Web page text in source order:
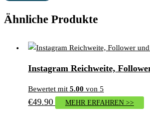
Ähnliche Produkte
Instagram Reichweite,
Bewertet mit 5.00 von 5
€49.90 MEHR ERFAHREN >>